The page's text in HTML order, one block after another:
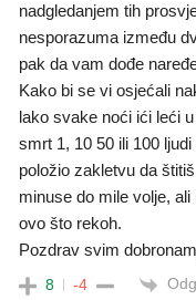
nadgledanjem tih
nesporazuma između
pak da vam dođe
Kako bi se vi osjećali
lako svake noći ići leći
smrt 1, 10 50 ili 100
položio zakletvu da
minuse do mile volje,
ovo što rekoh.
Pozdrav svim
8 -4